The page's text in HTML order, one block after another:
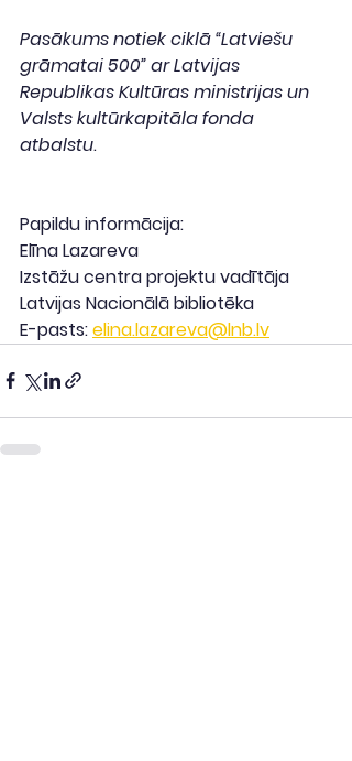
Pasākums notiek ciklā “Latviešu
grāmatai 500” ar Latvijas
Republikas Kultūras ministrijas un
Valsts kultūrkapitāla fonda
atbalstu.
Papildu informācija:
Elīna Lazareva
Izstāžu centra projektu vadītāja
Latvijas Nacionālā bibliotēka
E-pasts: elina.lazareva@lnb.lv